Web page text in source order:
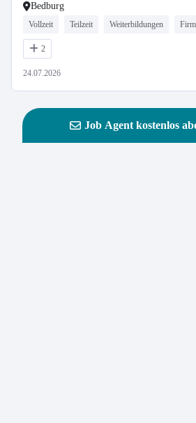
Bedburg
Vollzeit Teilzeit Weiterbildungen
2
24.07.2026
Job Agent kostenlos